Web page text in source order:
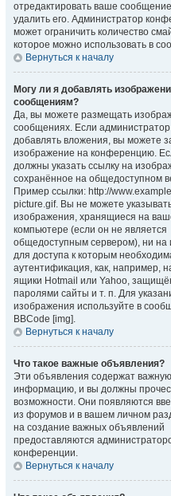
отредактировать ваше
удалить его. Администратор
может ограничить количество
которое можно использовать в
Вернуться к началу
Могу ли я добавлять
сообщениям?
Да, вы можете размещать
сообщениях. Если
добавлять вложения, вы можете
изображение на конференцию.
должны указать ссылку на
сохранённое на общедоступном
Пример ссылки: http://
picture.gif. Вы не можете
изображения, хранящиеся на
компьютере (если он не является
общедоступным сервером), ни на
для доступа к которым
аутентификация, как, например,
ящики Hotmail или Yahoo,
паролями сайты и т. п. Для
изображения используйте в
BBCode [img].
Вернуться к началу
Что такое важные объявления?
Эти объявления содержат важную
информацию, и вы должны
возможности. Они появляются
из форумов и в вашем личном
на создание важных объявлений
предоставляются
конференции.
Вернуться к началу